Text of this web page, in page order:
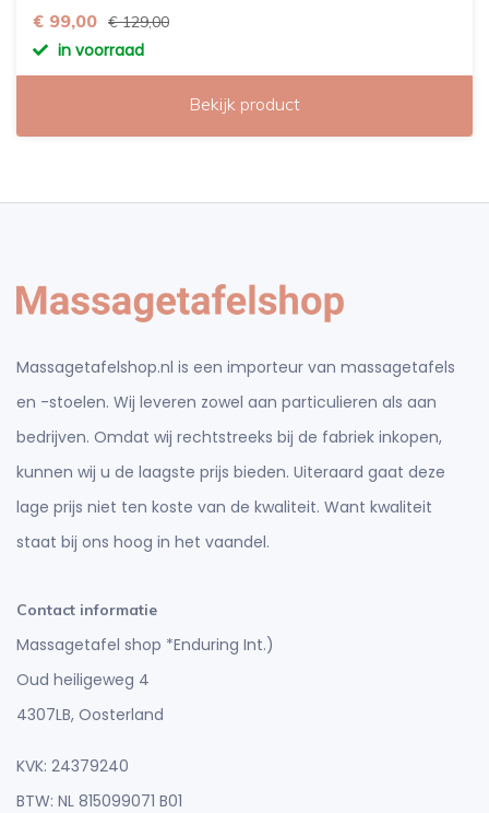
€ 99,00 € 129,00
in voorraad
Bekijk product
Massagetafelshop.nl is een importeur van massagetafels
en -stoelen. Wij leveren zowel aan particulieren als aan
bedrijven. Omdat wij rechtstreeks bij de fabriek inkopen,
kunnen wij u de laagste prijs bieden. Uiteraard gaat deze
lage prijs niet ten koste van de kwaliteit. Want kwaliteit
staat bij ons hoog in het vaandel.
Contact informatie
Massagetafel shop *Enduring Int.)
Oud heiligeweg 4
4307LB, Oosterland
KVK: 24379240
BTW: NL 815099071 B01